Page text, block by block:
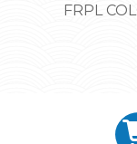
FRPL